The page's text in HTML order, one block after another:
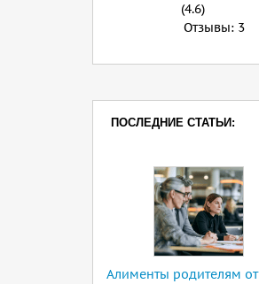
(4.6)
Отзывы: 3
ПОСЛЕДНИЕ СТАТЬИ:
Алименты родителям от